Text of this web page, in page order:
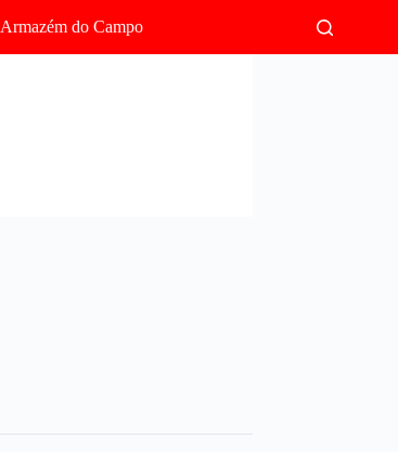
do Campo